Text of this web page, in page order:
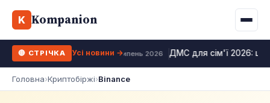
K Kompanion
Калькулятор МФО
Усі 10 МФО →
Життя
Усі види
WhiteBIT
Kuna
Bybit
Іпотека
Депозит
Рефінансування
ФОП податки
🔴 СТРІЧКА 24 липень 2026 ДМС для сім'ї 2026:
Усі новини →
Головна›Криптобіржі›Binance